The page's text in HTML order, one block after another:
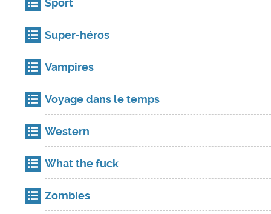
Super-héros
Vampires
Voyage dans le temps
Western
What the fuck
Zombies